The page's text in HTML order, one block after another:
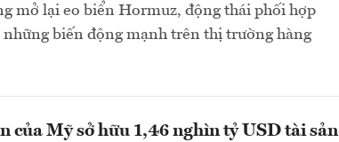
mở lại eo biển Hormuz, động thái phối hợp
những biến động mạnh trên thị trường hàng
của Mỹ sở hữu 1,46 nghìn tỷ USD tài sản